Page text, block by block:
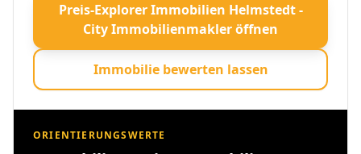
Preis-Explorer Immobilien Helmstedt -
City Immobilienmakler öffnen
Immobilie bewerten lassen
ORIENTIERUNGSWERTE